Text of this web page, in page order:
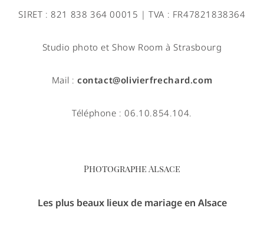
SIRET : 821 838 364 00015 | TVA : FR47821838364
Studio photo et Show Room à Strasbourg
Mail : contact@olivierfrechard.com
Téléphone : 06.10.854.104.
Photographe Alsace
Les plus beaux lieux de mariage en Alsace